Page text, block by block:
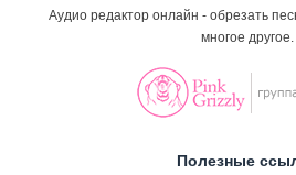
Аудио редактор онлайн - обрезать
многое другое.
Полезные